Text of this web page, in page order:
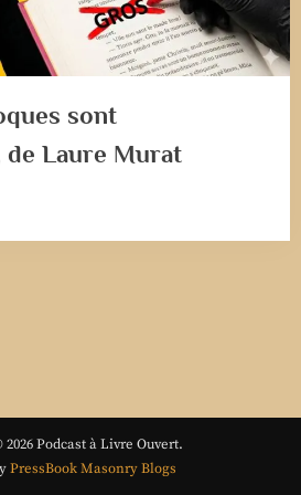
sont
de Laure Murat
Podcast à Livre Ouvert.
PressBook Masonry Blogs